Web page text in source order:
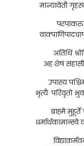
मान्यावेतौ
अतिथिं
अहःशेषं
उपास्य
भृत्यैः परिवृतो
ब्राह्मे
धर्मार्थकामान्स्वे